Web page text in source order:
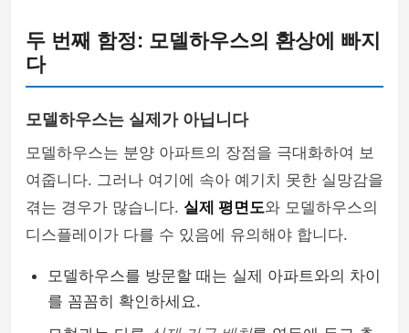
두 번째 함정: 모델하우스의 환상에 빠지
다
모델하우스는 실제가 아닙니다
모델하우스는 분양 아파트의 장점을 극대화하여 보
여줍니다. 그러나 여기에 속아 예기치 못한 실망감을
겪는 경우가 많습니다. 실제 평면도와 모델하우스의
디스플레이가 다를 수 있음에 유의해야 합니다.
모델하우스를 방문할 때는 실제 아파트와의 차이
를 꼼꼼히 확인하세요.